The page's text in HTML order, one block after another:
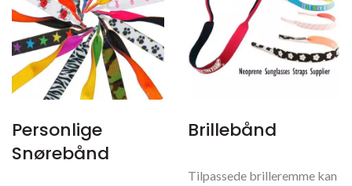
Personlige
Snørebånd
Brillebånd
Tilpassede brilleremme kan